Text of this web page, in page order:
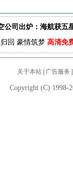
公司出炉：海航获五
回 豪情筑梦 高清免
关于本站| 广告服务
Copyright (C) 1998-